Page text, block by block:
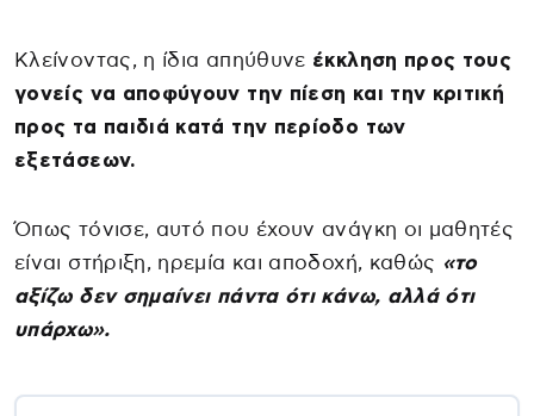
Κλείνοντας, η ίδια απηύθυνε έκκληση προς τους
γονείς να αποφύγουν την πίεση και την κριτική
προς τα παιδιά κατά την περίοδο των
εξετάσεων.
Όπως τόνισε, αυτό που έχουν ανάγκη οι μαθητές
είναι στήριξη, ηρεμία και αποδοχή, καθώς «το
αξίζω δεν σημαίνει πάντα ότι κάνω, αλλά ότι
υπάρχω».